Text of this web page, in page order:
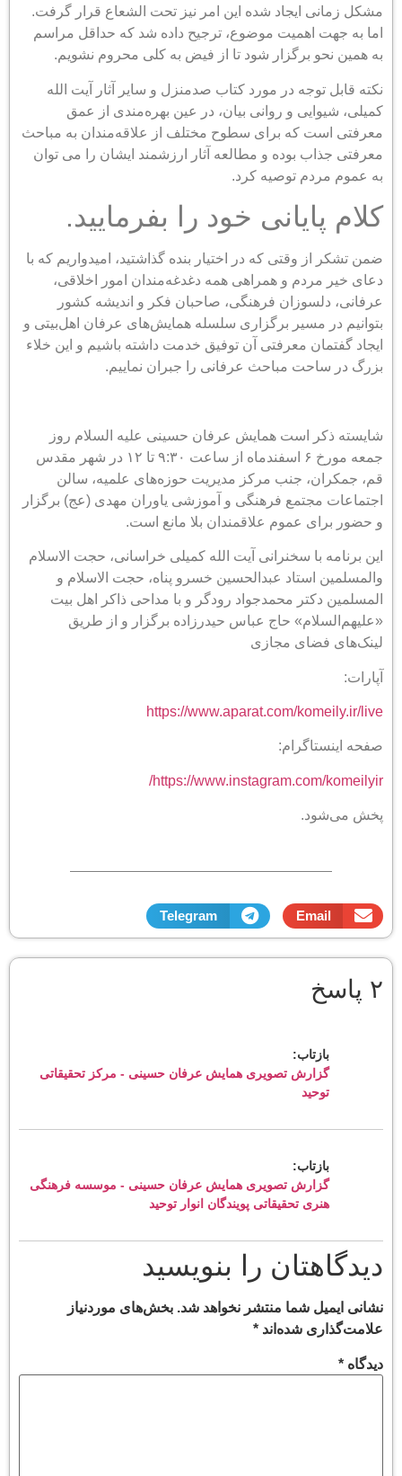
مشکل زمانی ایجاد شده این امر نیز تحت الشعاع قرار گرفت.
اما به جهت اهمیت موضوع، ترجیح داده شد که حداقل مراسم
به همین نحو برگزار شود تا از فیض به کلی محروم نشویم.
نکته قابل توجه در مورد کتاب صدمنزل و سایر آثار آیت الله
کمیلی، شیوایی و روانی بیان، در عین بهره‌مندی از عمق
معرفتی است که برای سطوح مختلف از علاقه‌مندان به مباحث
معرفتی جذاب بوده و مطالعه آثار ارزشمند ایشان را می توان
به عموم مردم توصیه کرد.
کلام پایانی خود را بفرمایید.
ضمن تشکر از وقتی که در اختیار بنده گذاشتید، امیدواریم که با
دعای خیر مردم و همراهی همه دغدغه‌مندان امور اخلاقی،
عرفانی، دلسوزان فرهنگی، صاحبان فکر و اندیشه کشور
بتوانیم در مسیر برگزاری سلسله همایش‌های عرفان اهل‌بیتی و
ایجاد گفتمان معرفتی آن توفیق خدمت داشته باشیم و این خلاء
بزرگ در ساحت مباحث عرفانی را جبران نماییم.
شایسته ذکر است همایش عرفان حسینی علیه السلام روز
جمعه مورخ ۶ اسفندماه از ساعت ۹:۳۰ تا ۱۲ در شهر مقدس
قم، جمکران، جنب مرکز مدیریت حوزه‌های علمیه، سالن
اجتماعات مجتمع فرهنگی و آموزشی یاوران مهدی (عج) برگزار
و حضور برای عموم علاقمندان بلا مانع است.
این برنامه با سخنرانی آیت الله کمیلی خراسانی، حجت الاسلام
والمسلمین استاد عبدالحسین خسرو پناه، حجت الاسلام و
المسلمین دکتر محمدجواد رودگر و با مداحی ذاکر اهل بیت
«علیهم‌السلام» حاج عباس حیدرزاده برگزار و از طریق
لینک‌های فضای مجازی
آپارات:
https://www.aparat.com/komeily.ir/live
صفحه اینستاگرام:
https://www.instagram.com/komeilyir/
پخش می‌شود.
Email
Telegram
۲ پاسخ
بازتاب:
گزارش تصویری همایش عرفان حسینی - مرکز تحقیقاتی
توحید
بازتاب:
گزارش تصویری همایش عرفان حسینی - موسسه فرهنگی
هنری تحقیقاتی پویندگان انوار توحید
دیدگاهتان را بنویسید
نشانی ایمیل شما منتشر نخواهد شد. بخش‌های موردنیاز
علامت‌گذاری شده‌اند *
دیدگاه *